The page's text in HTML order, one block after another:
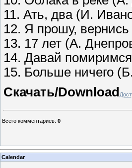
11. Ать, два (И.
12. Я прошу,
13. 17 лет (А.
14. Давай
15. Больше ничего
Скачать/Download
Всего комментариев: 0
Calendar